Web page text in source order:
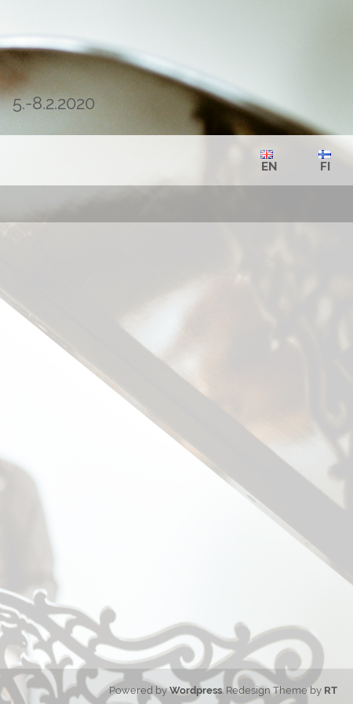
5.-8.2.2020
FI
EN
Powered byWordpress. Redesign Theme by RT